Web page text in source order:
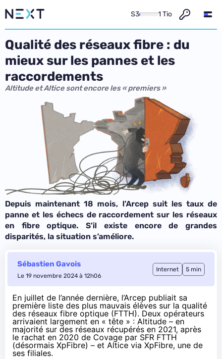
S3 1 Tio
Qualité des réseaux fibre : du
mieux sur les pannes et les
raccordements
Altitude et Altice sont encore les « premiers »
Depuis maintenant 18 mois, l’Arcep suit les taux de
panne et les échecs de raccordement sur les réseaux
en fibre optique. S’il existe encore de grandes
disparités, la situation s’améliore.
Sébastien Gavois
Le 19 novembre 2024 à 12h06
Internet 5 min
En juillet de l’année dernière, l’Arcep publiait sa
première liste des plus mauvais élèves sur la qualité
des réseaux fibre optique (FTTH). Deux opérateurs
arrivaient largement en « tête » : Altitude – en
majorité sur des réseaux récupérés en 2021, après
le rachat en 2020 de Covage par SFR FTTH
(désormais XpFibre) – et Altice via XpFibre, une de
ses filiales.